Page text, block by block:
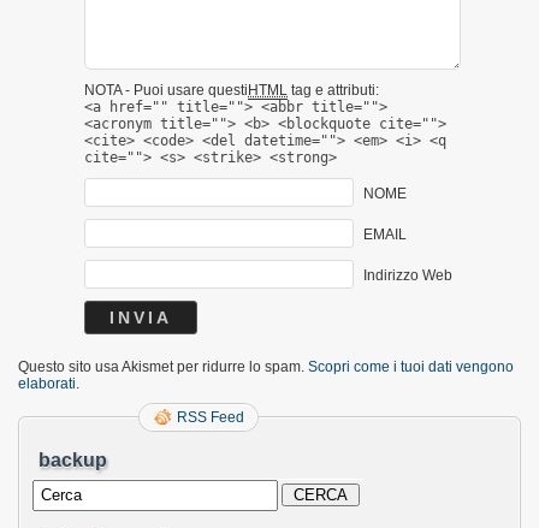
NOTA - Puoi usare questi HTML tag e attributi:
<a href="" title=""> <abbr title="">
<acronym title=""> <b> <blockquote cite="">
<cite> <code> <del datetime=""> <em> <i> <q
cite=""> <s> <strike> <strong>
NOME
EMAIL
Indirizzo Web
Questo sito usa Akismet per ridurre lo spam. Scopri come i tuoi dati vengono
elaborati.
RSS Feed
backup